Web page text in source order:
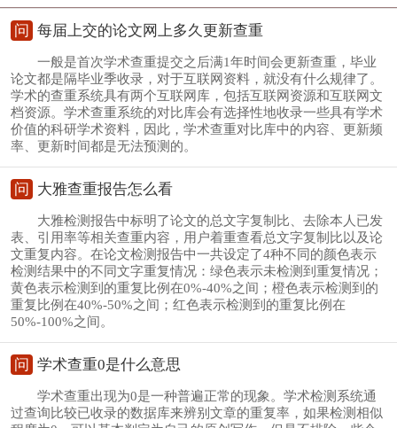
问 每届上交的论文网上多久更新查重
一般是首次学术查重提交之后满1年时间会更新查重，毕业
论文都是隔毕业季收录，对于互联网资料，就没有什么规律了。
学术的查重系统具有两个互联网库，包括互联网资源和互联网文
档资源。学术查重系统的对比库会有选择性地收录一些具有学术
价值的科研学术资料，因此，学术查重对比库中的内容、更新频
率、更新时间都是无法预测的。
问 大雅查重报告怎么看
大雅检测报告中标明了论文的总文字复制比、去除本人已发
表、引用率等相关查重内容，用户着重查看总文字复制比以及论
文重复内容。在论文检测报告中一共设定了4种不同的颜色表示
检测结果中的不同文字重复情况：绿色表示未检测到重复情况；
黄色表示检测到的重复比例在0%-40%之间；橙色表示检测到的
重复比例在40%-50%之间；红色表示检测到的重复比例在
50%-100%之间。
问 学术查重0是什么意思
学术查重出现为0是一种普遍正常的现象。学术检测系统通
过查询比较已收录的数据库来辨别文章的重复率，如果检测相似